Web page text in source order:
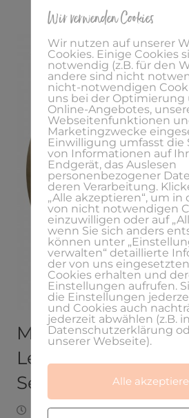
Meine
Learnings aus fünf
Selbständigkeit
Mai 12, 2020
Laura
Wir verwenden Cookies
Wir nutzen auf unserer
Cookies. Einige Cookies
notwendig (z.B. für den
andere sind nicht
nicht-notwendigen
uns bei der Optimierung
Online-Angebotes,
Webseitenfunktionen
Marketingzwecke
Einwilligung umfasst die
von Informationen auf
Endgerät, das Auslesen
personenbezogener
deren Verarbeitung.
„Alle akzeptieren“, um in
von nicht notwendigen
einzuwilligen oder auf
wenn Sie sich anders
können unter
verwalten“ detaillierte
der von uns
Cookies erhalten und
Einstellungen aufrufen.
die Einstellungen
und Cookies auch
jederzeit abwählen (z.B.
Datenschutzerklärung
unserer Webseite).
Alle